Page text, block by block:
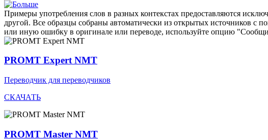
Примеры употребления слов в разных контекстах предоставляются
другой. Все образцы собраны автоматически из открытых источников
или иную ошибку в оригинале или переводе, используйте опцию
PROMT Expert NMT
Переводчик для переводчиков
СКАЧАТЬ
PROMT Master NMT